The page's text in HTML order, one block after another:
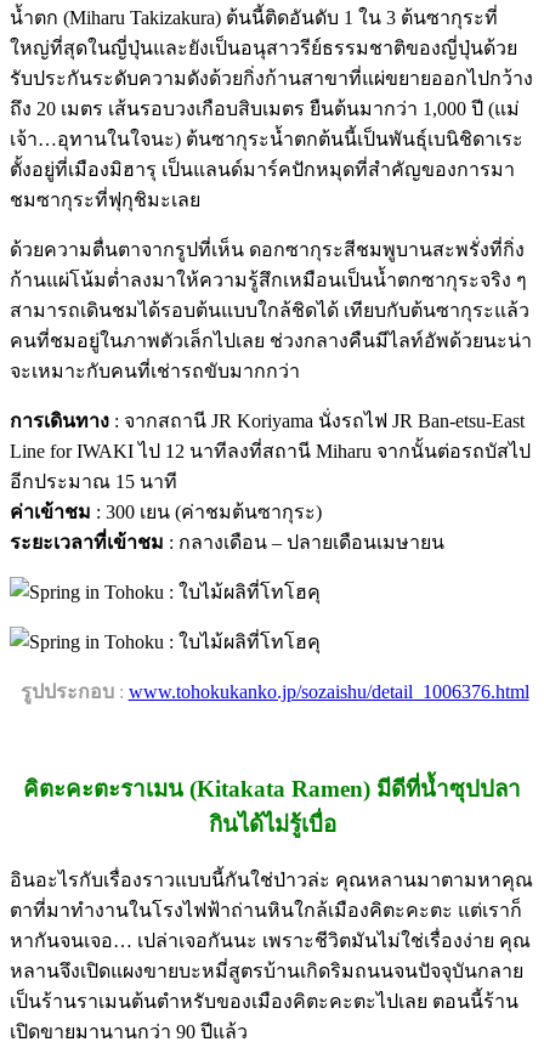
น้ำตก (Miharu Takizakura) ต้นนี้ติดอันดับ 1 ใน 3 ต้นซากุระที่
ใหญ่ที่สุดในญี่ปุ่นและยังเป็นอนุสาวรีย์ธรรมชาติของญี่ปุ่นด้วย
รับประกันระดับความดังด้วยกิ่งก้านสาขาที่แผ่ขยายออกไปกว้าง
ถึง 20 เมตร เส้นรอบวงเกือบสิบเมตร ยืนต้นมากว่า 1,000 ปี (แม่
เจ้า…อุทานในใจนะ) ต้นซากุระน้ำตกต้นนี้เป็นพันธุ์เบนิชิดาเระ
ตั้งอยู่ที่เมืองมิฮารุ เป็นแลนด์มาร์คปักหมุดที่สำคัญของการมา
ชมซากุระที่ฟุกุชิมะเลย
ด้วยความตื่นตาจากรูปที่เห็น ดอกซากุระสีชมพูบานสะพรั่งที่กิ่ง
ก้านแผ่โน้มต่ำลงมาให้ความรู้สึกเหมือนเป็นน้ำตกซากุระจริง ๆ
สามารถเดินชมได้รอบต้นแบบใกล้ชิดได้ เทียบกับต้นซากุระแล้ว
คนที่ชมอยู่ในภาพตัวเล็กไปเลย ช่วงกลางคืนมีไลท์อัพด้วยนะน่า
จะเหมาะกับคนที่เช่ารถขับมากกว่า
การเดินทาง : จากสถานี JR Koriyama นั่งรถไฟ JR Ban-etsu-East
Line for IWAKI ไป 12 นาทีลงที่สถานี Miharu จากนั้นต่อรถบัสไป
อีกประมาณ 15 นาที
ค่าเข้าชม : 300 เยน (ค่าชมต้นซากุระ)
ระยะเวลาที่เข้าชม : กลางเดือน – ปลายเดือนเมษายน
รูปประกอบ: www.tohokukanko.jp/sozaishu/detail_1006376.html
คิตะคะตะราเมน (Kitakata Ramen) มีดีที่น้ำซุปปลา
กินได้ไม่รู้เบื่อ
อินอะไรกับเรื่องราวแบบนี้กันใช่ป่าวล่ะ คุณหลานมาตามหาคุณ
ตาที่มาทำงานในโรงไฟฟ้าถ่านหินใกล้เมืองคิตะคะตะ แต่เราก็
หากันจนเจอ… เปล่าเจอกันนะ เพราะชีวิตมันไม่ใช่เรื่องง่าย คุณ
หลานจึงเปิดแผงขายบะหมี่สูตรบ้านเกิดริมถนนจนปัจจุบันกลาย
เป็นร้านราเมนต้นตำหรับของเมืองคิตะคะตะไปเลย ตอนนี้ร้าน
เปิดขายมานานกว่า 90 ปีแล้ว